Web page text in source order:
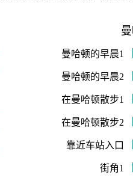
曼哈顿的早晨1
曼哈顿的早晨2
在曼哈顿散步1
在曼哈顿散步2
靠近车站入口
街角1